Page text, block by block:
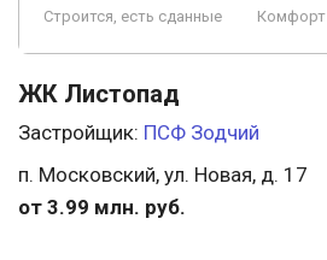
Строится, есть сданные Комфорт
ЖК Листопад
Застройщик: ПСФ Зодчий
п. Московский, ул. Новая, д. 17
от 3.99 млн. руб.